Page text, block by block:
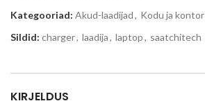
Kategooriad: Akud-laadijad, Kodu ja kontor
Sildid: charger, laadija, laptop, saatchitech
KIRJELDUS